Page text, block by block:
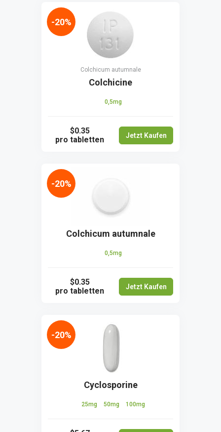
Colchicum autumnale
Colchicine
0,5mg
$0.35
pro tabletten
Jetzt Kaufen
-20%
Colchicum autumnale
0,5mg
$0.35
pro tabletten
Jetzt Kaufen
-20%
Cyclosporine
25mg 50mg 100mg
-20%